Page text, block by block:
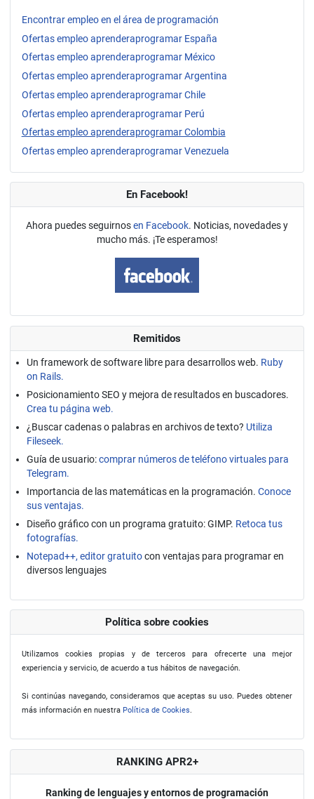
Encontrar empleo en el área de programación
Ofertas empleo aprenderaprogramar España
Ofertas empleo aprenderaprogramar México
Ofertas empleo aprenderaprogramar Argentina
Ofertas empleo aprenderaprogramar Chile
Ofertas empleo aprenderaprogramar Perú
Ofertas empleo aprenderaprogramar Colombia
Ofertas empleo aprenderaprogramar Venezuela
En Facebook!
Ahora puedes seguirnosen Facebook. Noticias, novedades y
mucho más. ¡Te esperamos!
Remitidos
Un framework de software libre para desarrollos web. Ruby
on Rails.
Posicionamiento SEO y mejora de resultados en buscadores.
Crea tu página web.
¿Buscar cadenas o palabras en archivos de texto? Utiliza
Fileseek.
Guía de usuario:comprar números de teléfono virtuales para
Telegram.
Importancia de las matemáticas en la programación. Conoce
sus ventajas.
Diseño gráfico con un programa gratuito: GIMP. Retoca tus
fotografías.
Notepad++, editor gratuitocon ventajas para programar en
diversos lenguajes
Política sobre cookies
Utilizamos cookies propias y de terceros para ofrecerte una mejor
experiencia y servicio, de acuerdo a tus hábitos de navegación.
Si continúas navegando, consideramos que aceptas su uso. Puedes obtener
más información en nuestra Política de Cookies.
RANKING APR2+
Ranking de lenguajes y entornos de programación